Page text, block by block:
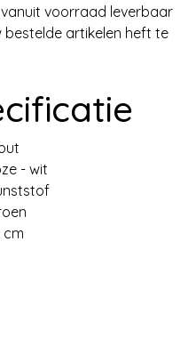
voorraad leverbaar
artikelen heft te
- wit
cm